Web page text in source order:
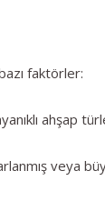
faktörler:
ahşap
veya